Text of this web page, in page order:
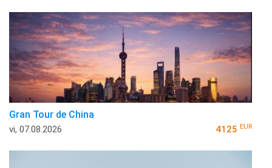
Gran Tour de China
vi, 07.08.2026 4125 EUR